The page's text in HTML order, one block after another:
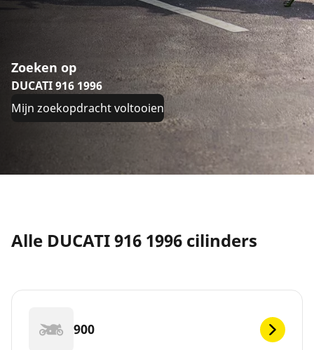
Zoeken op
DUCATI 916 1996
Mijn zoekopdracht voltooien
Alle DUCATI 916 1996 cilinders
900